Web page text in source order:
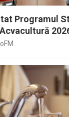
Programul